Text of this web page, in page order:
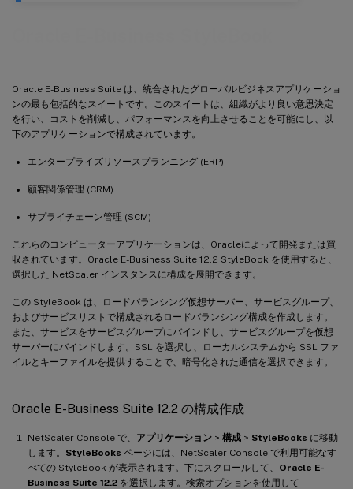
Oracle E-Business Suite は、統合されたグローバルビジネスアプリケーショ
ンの最も包括的なスイートです。このスイートは、組織がより良い意思決定
を行い、コストを削減し、パフォーマンスを向上させることを可能にし、以
下のアプリケーションで構成されています。
エンタープライズリソースプランニング (ERP)
顧客関係管理 (CRM)
サプライチェーン管理 (SCM)
これらのコンピューターアプリケーションは、Oracleによって開発または買
収されています。Oracle E-Business Suite 12.2 StyleBook を使用すると、
選択した NetScaler インスタンスに構成を展開できます。
この StyleBook は、ロードバランシング仮想サーバー、サービスグループ、
およびサービスリストで構成されるロードバランシング構成を作成します。
また、サービスをサービスグループにバインドし、サービスグループを仮想
サーバーにバインドします。SSL を選択し、ローカルシステムから SSL ファ
イルとキーファイルを提供することで、暗号化された通信を選択できます。
Oracle E-Business Suite 12.2 の構成作成
NetScaler Console で、 アプリケーション > 構成 > StyleBooks に移動
します。 StyleBooks ページには、NetScaler Console で利用可能なす
べての StyleBook が表示されます。下にスクロールして、 Oracle E-
Business Suite 12.2 を選択します。検索オプションを使用して